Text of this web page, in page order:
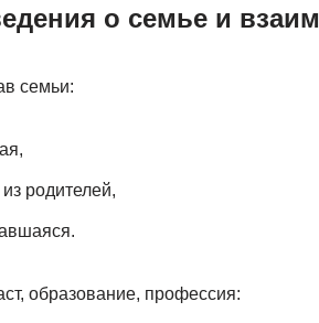
о семье и
семьи:
родителей,
образование, профессия: